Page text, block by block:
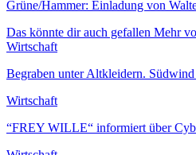
Grüne/Hammer: Einladung von
Das könnte dir auch gefallen Mehr
Wirtschaft
Begraben unter Altkleidern.
Wirtschaft
“FREY WILLE“ informiert über